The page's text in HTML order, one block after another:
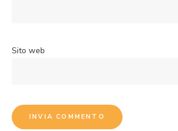
Sito web